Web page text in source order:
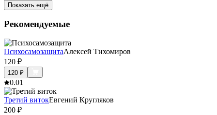
Показать ещё
Рекомендуемые
ПсихосамозащитаАлексей Тихомиров
120 ₽
120 ₽
0.01
Третий витокЕвгений Кругляков
200 ₽